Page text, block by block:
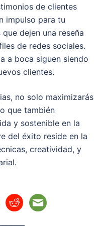
de clientes
impulso para tu
dejen una reseña
de redes sociales.
a boca siguen siendo
clientes.
no solo maximizarás
que también
y sostenible en la
del éxito reside en la
creatividad, y